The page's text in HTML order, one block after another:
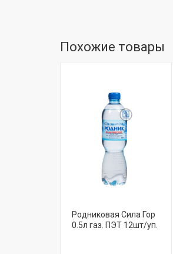
Похожие товары
Родниковая Сила Гор
0.5л газ. ПЭТ 12шт/уп.